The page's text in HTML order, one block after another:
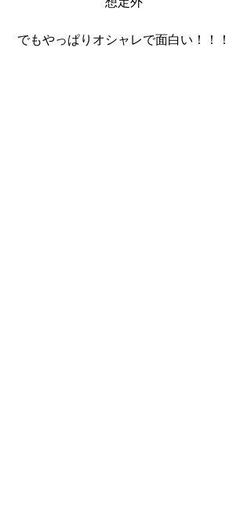
でもやっぱりオシャレで面白い！！！